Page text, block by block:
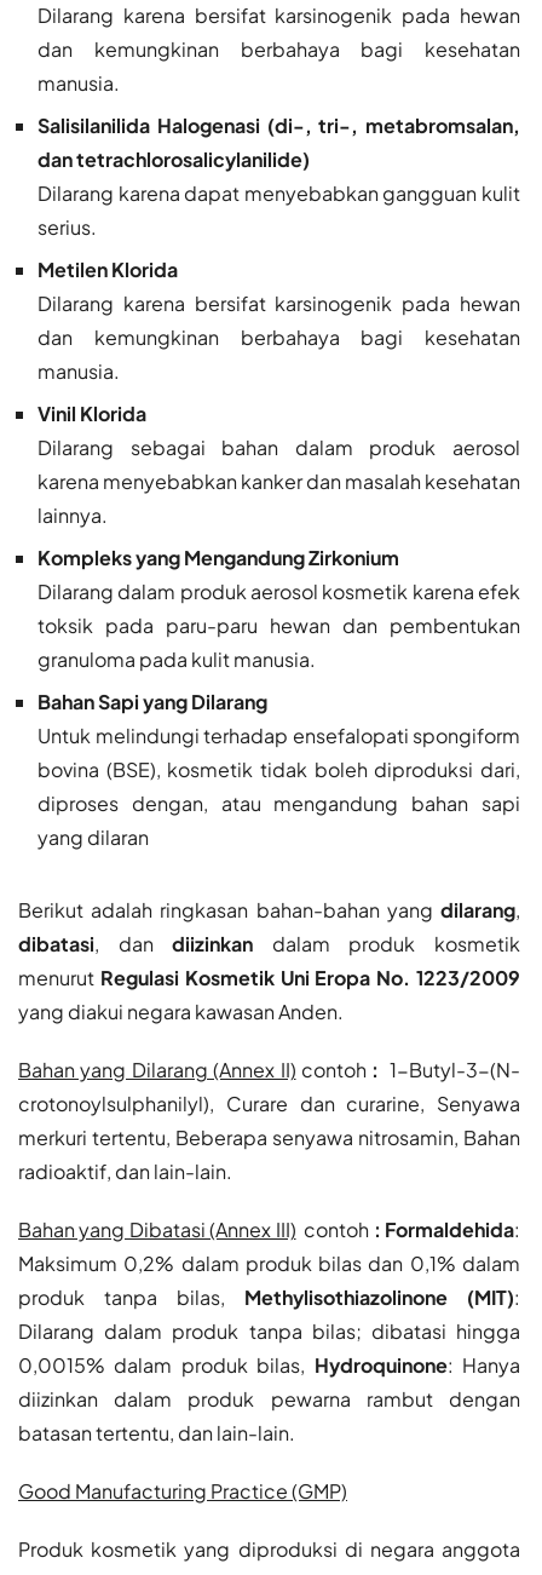
Dilarang karena bersifat karsinogenik pada hewan
dan kemungkinan berbahaya bagi kesehatan
manusia.
Salisilanilida Halogenasi (di-, tri-, metabromsalan,
dan tetrachlorosalicylanilide)
Dilarang karena dapat menyebabkan gangguan kulit
serius.
Metilen Klorida
Dilarang karena bersifat karsinogenik pada hewan
dan kemungkinan berbahaya bagi kesehatan
manusia.
Vinil Klorida
Dilarang sebagai bahan dalam produk aerosol
karena menyebabkan kanker dan masalah kesehatan
lainnya.
Kompleks yang Mengandung Zirkonium
Dilarang dalam produk aerosol kosmetik karena efek
toksik pada paru-paru hewan dan pembentukan
granuloma pada kulit manusia.
Bahan Sapi yang Dilarang
Untuk melindungi terhadap ensefalopati spongiform
bovina (BSE), kosmetik tidak boleh diproduksi dari,
diproses dengan, atau mengandung bahan sapi
yang dilaran
​Berikut adalah ringkasan bahan-bahan yang dilarang,
dibatasi, dandiizinkan dalam produk kosmetik
menurut Regulasi Kosmetik Uni Eropa No. 1223/2009
yang diakui negara kawasan Anden.
Bahan yang Dilarang (Annex II) contoh: 1-Butyl-3-(N-
crotonoylsulphanilyl), Curare dan curarine, Senyawa
merkuri tertentu, Beberapa senyawa nitrosamin, Bahan
radioaktif, dan lain-lain.
Bahan yang Dibatasi (Annex III) contoh : Formaldehida:
Maksimum 0,2% dalam produk bilas dan 0,1% dalam
produk tanpa bilas, Methylisothiazolinone (MIT):
Dilarang dalam produk tanpa bilas; dibatasi hingga
0,0015% dalam produk bilas, Hydroquinone: Hanya
diizinkan dalam produk pewarna rambut dengan
batasan tertentu, dan lain-lain.
Good Manufacturing Practice (GMP)
Produk kosmetik yang diproduksi di negara anggota